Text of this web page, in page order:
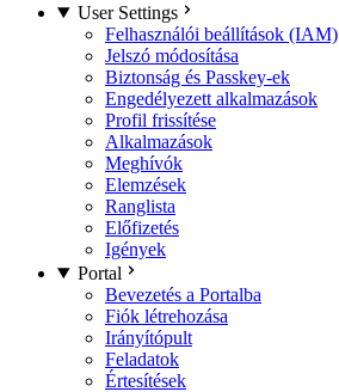
User Settings
Felhasználói beállítások (IAM)
Jelszó módosítása
Biztonság és Passkey-ek
Engedélyezett alkalmazások
Profil frissítése
Alkalmazások
Meghívók
Elemzések
Ranglista
Előfizetés
Igények
Portal
Bevezetés a Portalba
Fiók létrehozása
Irányítópult
Feladatok
Értesítések